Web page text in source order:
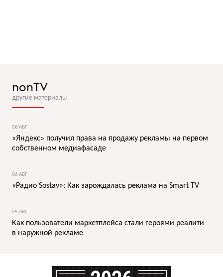
nonTV
другие материалы
08 АВГ
«Яндекс» получил права на продажу рекламы на первом
собственном медиафасаде
06 АВГ
«Радио Sostav»: Как зарождалась реклама на Smart TV
05 АВГ
Как пользователи маркетплейса стали героями реалити
в наружной рекламе